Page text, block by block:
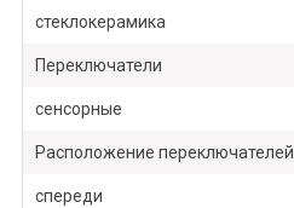
стеклокерамика
Переключатели
сенсорные
Расположение переключателей
спереди